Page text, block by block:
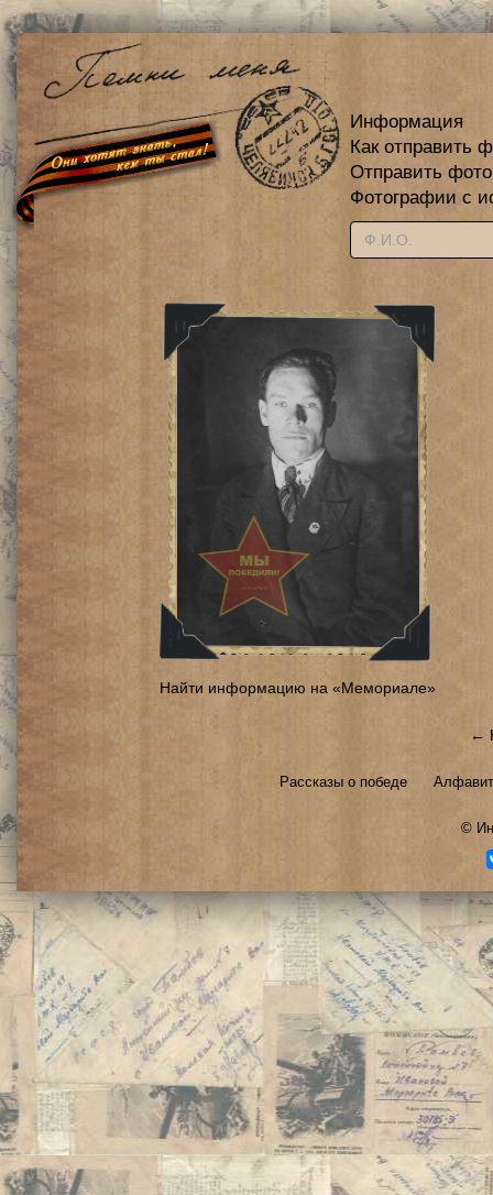
Информация
Как отправить
Отправить
Фотографии с
Найти информацию на «Мемориале»
←
Рассказы о победе
©